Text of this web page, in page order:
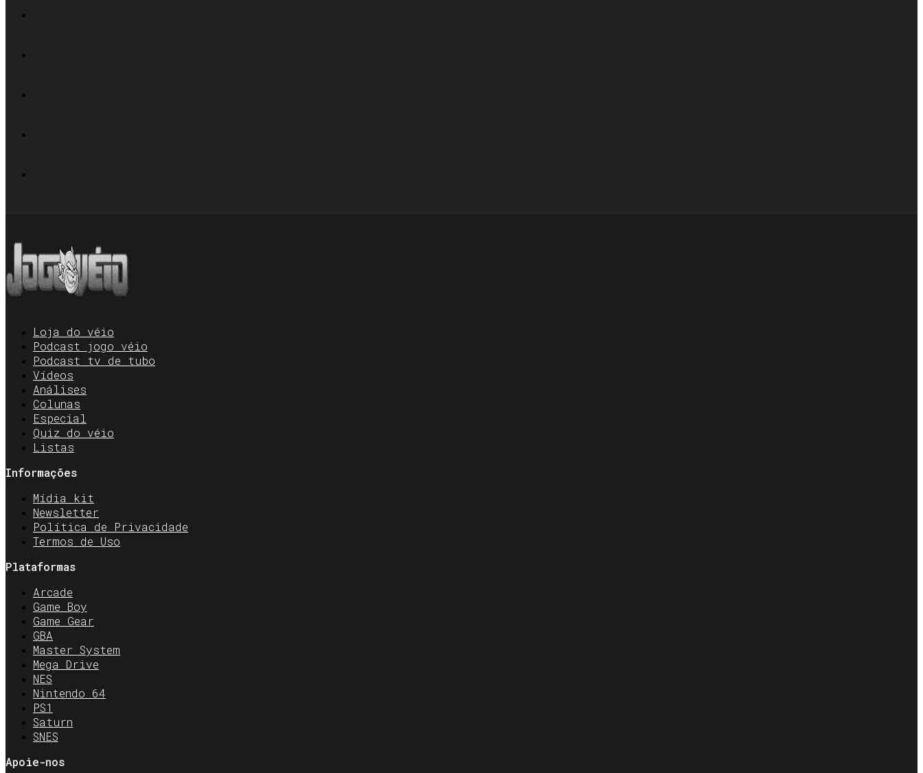
Loja do véio
Podcast jogo véio
Podcast tv de tubo
Vídeos
Análises
Colunas
Especial
Quiz do véio
Listas
Informações
Mídia kit
Newsletter
Política de Privacidade
Termos de Uso
Plataformas
Arcade
Game Boy
Game Gear
GBA
Master System
Mega Drive
NES
Nintendo 64
PS1
Saturn
SNES
Apoie-nos